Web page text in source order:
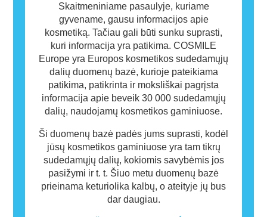
Skaitmeniniame pasaulyje, kuriame
gyvename, gausu informacijos apie
kosmetiką. Tačiau gali būti sunku suprasti,
kuri informacija yra patikima. COSMILE
Europe yra Europos kosmetikos sudedamųjų
dalių duomenų bazė, kurioje pateikiama
patikima, patikrinta ir moksliškai pagrįsta
informacija apie beveik 30 000 sudedamųjų
dalių, naudojamų kosmetikos gaminiuose.
Ši duomenų bazė padės jums suprasti, kodėl
jūsų kosmetikos gaminiuose yra tam tikrų
sudedamųjų dalių, kokiomis savybėmis jos
pasižymi ir t. t. Šiuo metu duomenų bazė
prieinama keturiolika kalbų, o ateityje jų bus
dar daugiau.